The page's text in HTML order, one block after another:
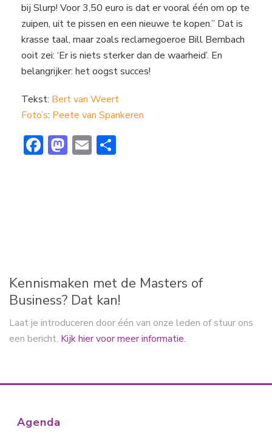
bij Slurp! Voor 3,50 euro is dat er vooral één om op te
zuipen, uit te pissen en een nieuwe te kopen.” Dat is
krasse taal, maar zoals reclamegoeroe Bill Bernbach
ooit zei: ‘Er is niets sterker dan de waarheid’. En
belangrijker: het oogst succes!
Tekst: Bert van Weert
Foto’s: Peete van Spankeren
F M E
Kennismaken met de Masters of
Business? Dat kan!
Laat je introduceren door één van onze leden of stuur ons
een bericht. Kijk hier voor meer informatie.
Agenda